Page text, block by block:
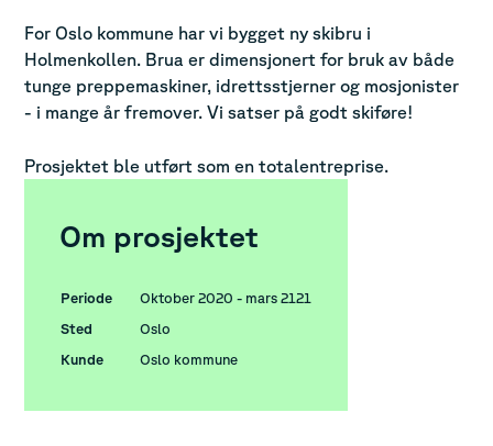
For Oslo kommune har vi bygget ny skibru i
Holmenkollen. Brua er dimensjonert for bruk av både
tunge preppemaskiner, idrettsstjerner og mosjonister
- i mange år fremover. Vi satser på godt skiføre!
Prosjektet ble utført som en totalentreprise.
Om prosjektet
Periode
Oktober 2020 - mars 2121
Sted
Oslo
Kunde
Oslo kommune